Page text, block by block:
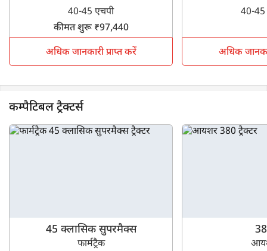
40-45 एचपी
कीमत शुरू ₹97,440
अधिक जानकारी प्राप्त करें
40-45
अधिक
कम्पैटिबल ट्रैक्टर्स
45 क्लासिक सुपरमैक्स
फार्मट्रैक